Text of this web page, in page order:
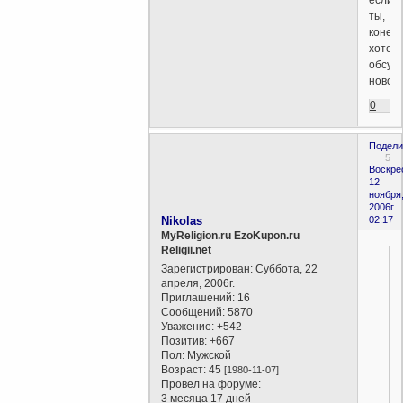
ты,
хотел
0
5
12
ноября,
2006г.
02:17
Nikolas
MyReligion.ru EzoKupon.ru
Religii.net
Зарегистрирован: Суббота, 22
апреля, 2006г.
Приглашений: 16
Сообщений: 5870
Уважение: +542
Позитив: +667
Пол: Мужской
Возраст: 45[1980-11-07]
Провел на форуме:
3 месяца 17 дней